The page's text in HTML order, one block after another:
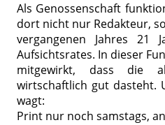
Als Genossenschaft
dort nicht nur Redakteur,
vergangenen Jahres 21
Aufsichtsrates. In dieser
mitgewirkt, dass die
wirtschaftlich gut dasteht.
wagt:
Print nur noch samstags,